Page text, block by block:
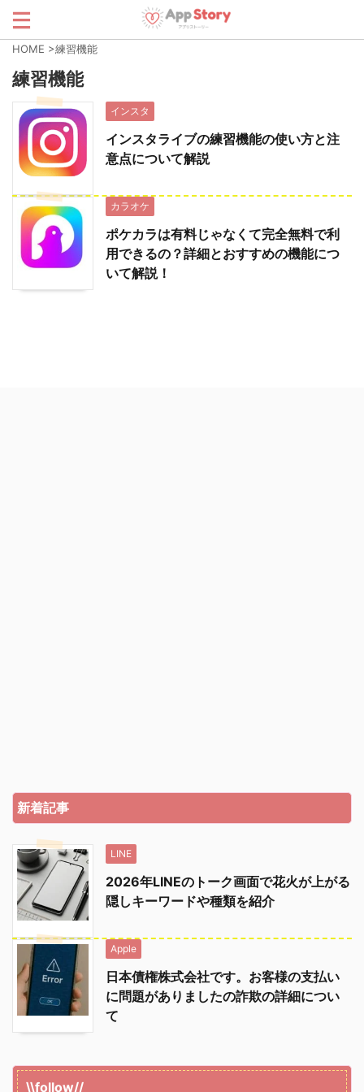
HOME >練習機能
練習機能
インスタ
インスタライブの練習機能の使い方と注
意点について解説
カラオケ
ポケカラは有料じゃなくて完全無料で利
用できるの？詳細とおすすめの機能につ
いて解説！
新着記事
LINE
2026年LINEのトーク画面で花火が上がる
隠しキーワードや種類を紹介
Apple
日本債権株式会社です。お客様の支払い
に問題がありましたの詐欺の詳細につい
て
\\follow//